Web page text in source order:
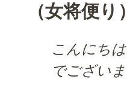
（女将便り）
こんにち
でございま